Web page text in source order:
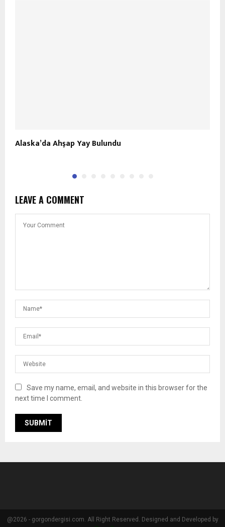
Alaska’da Ahşap Yay Bulundu
LEAVE A COMMENT
Save my name, email, and website in this browser for the
next time I comment.
@2026 - gorgondergisi.com. All Right Reserved. Designed and Developed by